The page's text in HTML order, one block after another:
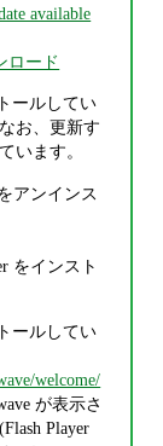
available
ロード
ールしてい
お、更新す
います。
アンインス
をインスト
ールしてい
welcome/
が表示さ
Player